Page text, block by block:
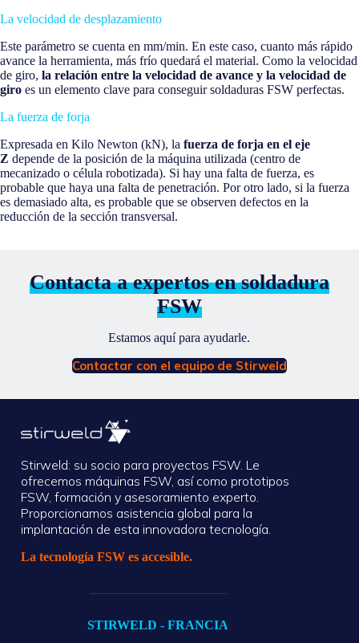
La velocidad de desplazamiento
Este parámetro se cuenta en mm/min. En este caso, cuanto más rápido
avance la herramienta, más frío quedará el material. Como la velocidad
de giro, la relación entre la velocidad de avance y la velocidad de
giro es un elemento clave para conseguir soldaduras FSW perfectas.
La fuerza de forja
Expresada en Kilo Newton (kN), la fuerza de forja en el eje
Z depende de la posición de la máquina utilizada (centro de
mecanizado o célula robotizada). Si hay una falta de fuerza, es
probable que haya una falta de penetración. Por otro lado, si la fuerza
es demasiado alta, es probable que se observen defectos en la
reducción de la sección transversal.
Contacta a expertos en soldadura
FSW
Estamos aquí para ayudarle.
Contactar con el equipo de Stirweld
Stirweld: su socio para proyectos FSW. Le
ofrecemos máquinas FSW, así como prototipos
FSW, formación y asesoramiento experto.
Proporcionamos asistencia global para la
implantación de esta innovadora tecnología.
La tecnología FSW es accesible.
STIRWELD - FRANCIA